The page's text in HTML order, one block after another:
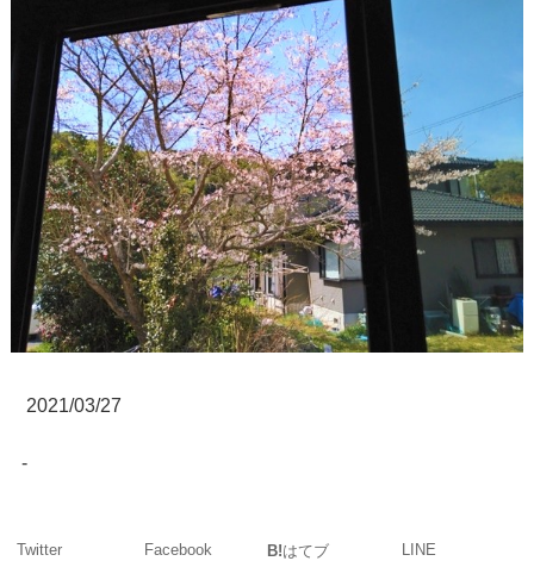
2021/03/27
-
Twitter Facebook B!はてブ LINE